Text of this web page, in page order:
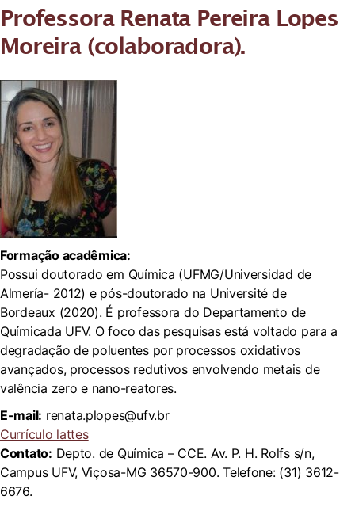
Professora Renata Pereira Lopes
Moreira (colaboradora).
Formação acadêmica:
Possui doutorado em Química (UFMG/Universidad de
Almería- 2012) e pós-doutorado na Université de
Bordeaux (2020). É professora do Departamento de
Químicada UFV. O foco das pesquisas está voltado para a
degradação de poluentes por processos oxidativos
avançados, processos redutivos envolvendo metais de
valência zero e nano-reatores.
E-mail: renata.plopes@ufv.br
Currículo lattes
Contato: Depto. de Química – CCE. Av. P. H. Rolfs s/n,
Campus UFV, Viçosa-MG 36570-900. Telefone: (31) 3612-
6676.